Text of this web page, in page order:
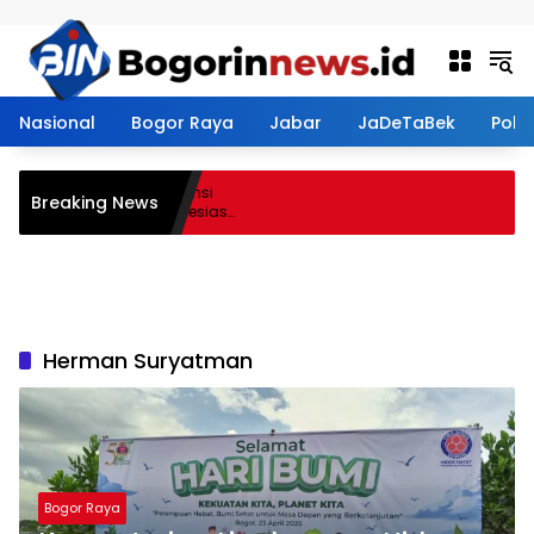
Nasional Bogor Raya Jabar JaDeTaBek
Breaking News
Perkuat Kompetensi
Lalubi Untuk Apresiasi
Herman Suryatman
Bogor Raya